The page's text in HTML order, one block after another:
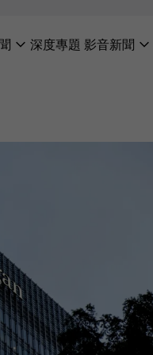
深度專題 影音新聞